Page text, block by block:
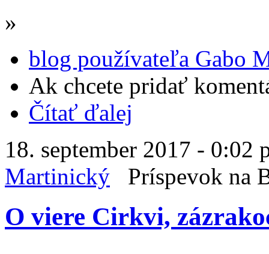
»
blog používateľa Gabo
Ak chcete pridať
Čítať ďalej
18. september 2017 - 0:02
Martinický Príspevok na
O viere Cirkvi,